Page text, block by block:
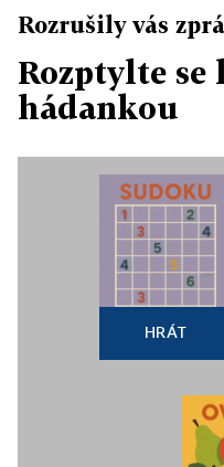
Rozrušily vás
Rozptylte
hádankou
HRÁT